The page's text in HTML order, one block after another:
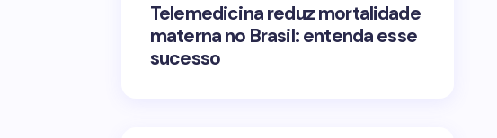
Telemedicina reduz mortalidade
materna no Brasil: entenda esse
sucesso